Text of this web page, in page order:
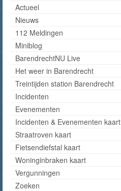
Actueel
Nieuws
112 Meldingen
Miniblog
BarendrechtNU Live
Het weer in Barendrecht
Treintijden station Barendrecht
Incidenten
Evenementen
Incidenten & Evenementen kaart
Straatroven kaart
Fietsendiefstal kaart
Woninginbraken kaart
Vergunningen
Zoeken